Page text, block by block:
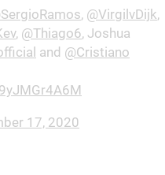
, @VirgilvDijk,
, @Thiago6, Joshua
and @Cristiano
17, 2020